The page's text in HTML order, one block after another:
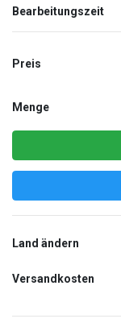
Bearbeitungszeit
Preis
Menge
Land ändern
Versandkosten